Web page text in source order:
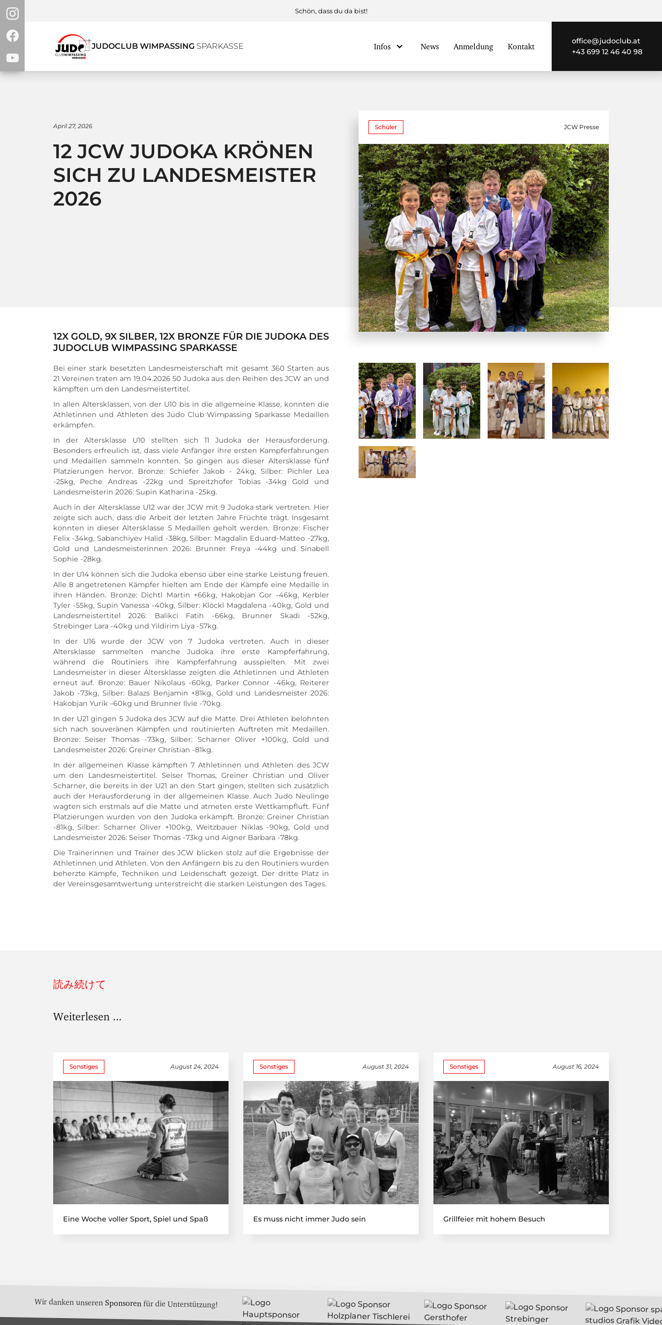
Schön, dass du da bist!
office@judoclub.at
+43 699 12 46 40 98
JUDOCLUB WIMPASSING SPARKASSE Infos News Anmeldung Kontakt
Trainingszeiten Hall of Fame Judo Wiki Statuten Sponsoren
April 27, 2026
12 JCW JUDOKA KRÖNEN
SICH ZU LANDESMEISTER
2026
Schüler JCW Presse
12X GOLD, 9X SILBER, 12X BRONZE FÜR DIE JUDOKA DES
JUDOCLUB WIMPASSING SPARKASSE
Bei einer stark besetzten Landesmeisterschaft mit gesamt 360 Starten aus
21 Vereinen traten am 19.04.2026 50 Judoka aus den Reihen des JCW an und
kämpften um den Landesmeistertitel.
In allen Altersklassen, von der U10 bis in die allgemeine Klasse, konnten die
Athletinnen und Athleten des Judo Club Wimpassing Sparkasse Medaillen
erkämpfen.
In der Altersklasse U10 stellten sich 11 Judoka der Herausforderung.
Besonders erfreulich ist, dass viele Anfänger ihre ersten Kampferfahrungen
und Medaillen sammeln konnten. So gingen aus dieser Altersklasse fünf
Platzierungen hervor. Bronze: Schiefer Jakob - 24kg, Silber: Pichler Lea
-25kg, Peche Andreas -22kg und Spreitzhofer Tobias -34kg Gold und
Landesmeisterin 2026: Supin Katharina -25kg.
Auch in der Altersklasse U12 war der JCW mit 9 Judoka stark vertreten. Hier
zeigte sich auch, dass die Arbeit der letzten Jahre Früchte trägt. Insgesamt
konnten in dieser Altersklasse 5 Medaillen geholt werden. Bronze: Fischer
Felix -34kg, Sabanchiyev Halid -38kg, Silber: Magdalin Eduard-Matteo -27kg,
Gold und Landesmeisterinnen 2026: Brunner Freya -44kg und Sinabell
Sophie -28kg.
In der U14 können sich die Judoka ebenso über eine starke Leistung freuen.
Alle 8 angetretenen Kämpfer hielten am Ende der Kämpfe eine Medaille in
ihren Händen. Bronze: Dichtl Martin +66kg, Hakobjan Gor -46kg, Kerbler
Tyler -55kg, Supin Vanessa -40kg, Silber: Klöckl Magdalena -40kg, Gold und
Landesmeistertitel 2026: Balikci Fatih -66kg, Brunner Skadi -52kg,
Strebinger Lara -40kg und Yildirim Liya -57kg.
In der U16 wurde der JCW von 7 Judoka vertreten. Auch in dieser
Altersklasse sammelten manche Judoka ihre erste Kampferfahrung,
während die Routiniers ihre Kampferfahrung ausspielten. Mit zwei
Landesmeister in dieser Altersklasse zeigten die Athletinnen und Athleten
erneut auf. Bronze: Bauer Nikolaus -60kg, Parker Connor -46kg, Reiterer
Jakob -73kg, Silber: Balazs Benjamin +81kg, Gold und Landesmeister 2026:
Hakobjan Yurik –60kg und Brunner Ilvie -70kg.
In der U21 gingen 5 Judoka des JCW auf die Matte. Drei Athleten belohnten
sich nach souveränen Kämpfen und routinierten Auftreten mit Medaillen.
Bronze: Seiser Thomas -73kg, Silber: Scharner Oliver +100kg, Gold und
Landesmeister 2026: Greiner Christian -81kg.
In der allgemeinen Klasse kämpften 7 Athletinnen und Athleten des JCW
um den Landesmeistertitel. Seiser Thomas, Greiner Christian und Oliver
Scharner, die bereits in der U21 an den Start gingen, stellten sich zusätzlich
auch der Herausforderung in der allgemeinen Klasse. Auch Judo Neulinge
wagten sich erstmals auf die Matte und atmeten erste Wettkampfluft. Fünf
Platzierungen wurden von den Judoka erkämpft. Bronze: Greiner Christian
-81kg, Silber: Scharner Oliver +100kg, Weitzbauer Niklas -90kg, Gold und
Landesmeister 2026: Seiser Thomas -73kg und Aigner Barbara -78kg.
Die Trainerinnen und Trainer des JCW blicken stolz auf die Ergebnisse der
Athletinnen und Athleten. Von den Anfängern bis zu den Routiniers wurden
beherzte Kämpfe, Techniken und Leidenschaft gezeigt. Der dritte Platz in
der Vereinsgesamtwertung unterstreicht die starken Leistungen des Tages.
読み続けて
Weiterlesen ...
Sonstiges August 24, 2024
Eine Woche voller Sport, Spiel und Spaß
Sonstiges August 31, 2024
Es muss nicht immer Judo sein
Sonstiges August 16, 2024
Grillfeier mit hohem Besuch
Wir danken unseren Sponsoren für die Unterstützung!